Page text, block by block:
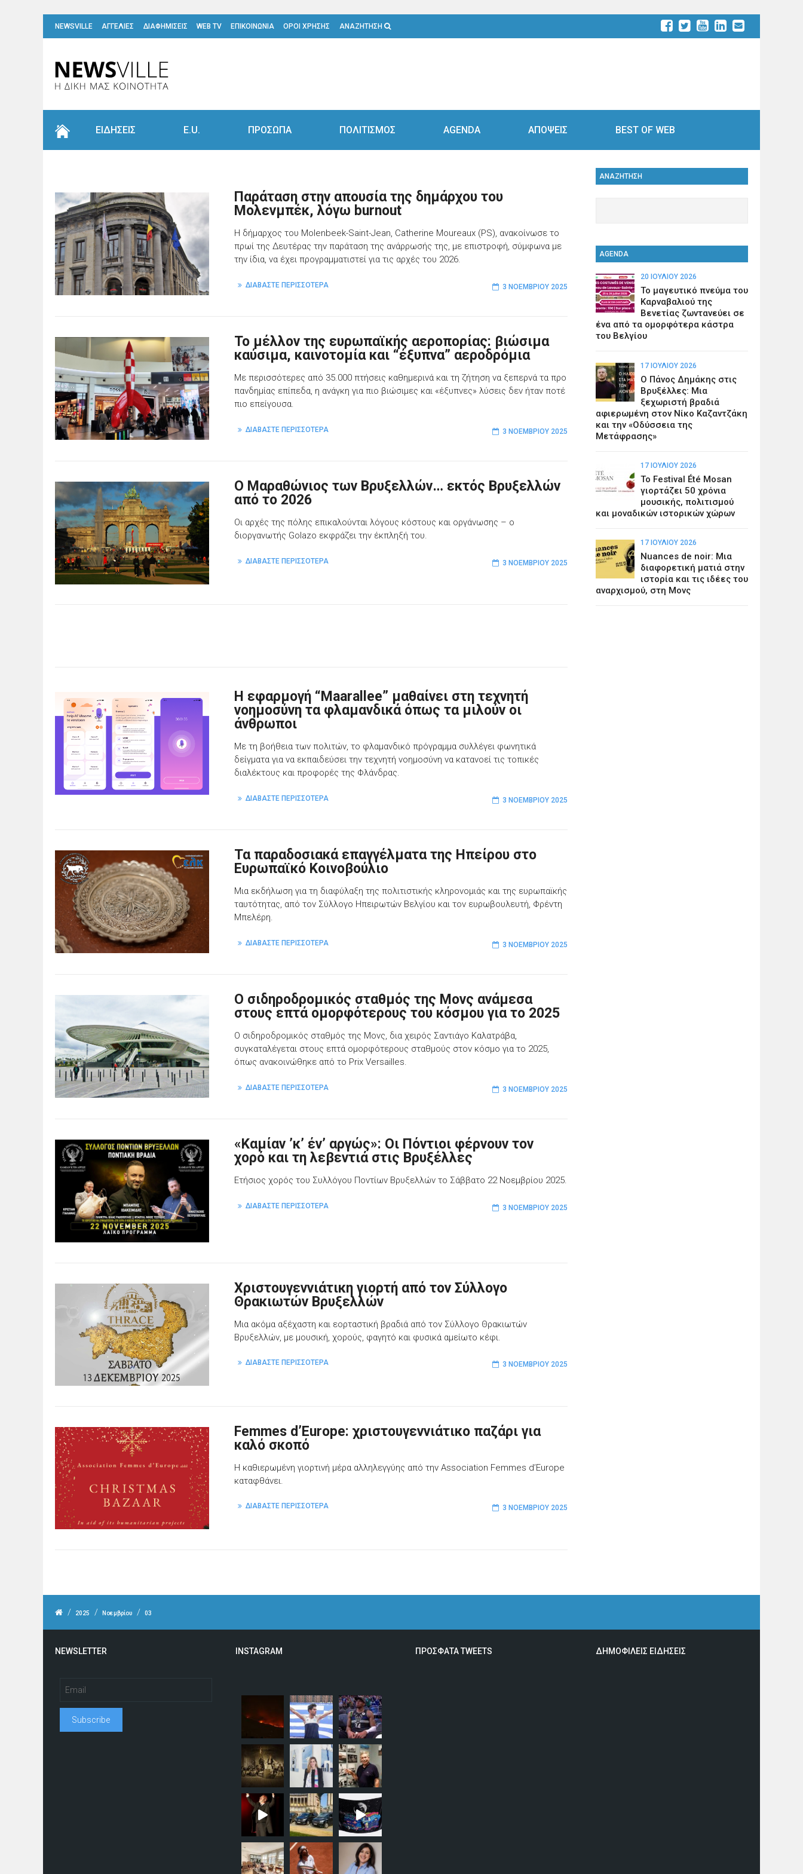
NEWSVILLE ΑΓΓΕΛΙΕΣ ΔΙΑΦΗΜΙΣΕΙΣ WEB TV ΕΠΙΚΟΙΝΩΝΙΑ ΟΡΟΙ ΧΡΗΣΗΣ ΑΝΑΖΗΤΗΣΗ
ΕΙΔΗΣΕΙΣ E.U. ΠΡΟΣΩΠΑ ΠΟΛΙΤΙΣΜΟΣ AGENDA ΑΠΟΨΕΙΣ BEST OF WEB
Παράταση στην απουσία της δημάρχου του
Μολενμπέκ, λόγω burnout
Η δήμαρχος του Molenbeek-Saint-Jean, Catherine Moureaux (PS), ανακοίνωσε το
πρωί της Δευτέρας την παράταση της ανάρρωσής της, με επιστροφή, σύμφωνα με
την ίδια, να έχει προγραμματιστεί για τις αρχές του 2026.
ΔΙΑΒΑΣΤΕ ΠΕΡΙΣΣΟΤΕΡΑ 3 ΝΟΕΜΒΡΊΟΥ 2025
Το μέλλον της ευρωπαϊκής αεροπορίας: βιώσιμα
καύσιμα, καινοτομία και “έξυπνα” αεροδρόμια
Με περισσότερες από 35.000 πτήσεις καθημερινά και τη ζήτηση να ξεπερνά τα προ
πανδημίας επίπεδα, η ανάγκη για πιο βιώσιμες και «έξυπνες» λύσεις δεν ήταν ποτέ
πιο επείγουσα.
ΔΙΑΒΑΣΤΕ ΠΕΡΙΣΣΟΤΕΡΑ 3 ΝΟΕΜΒΡΊΟΥ 2025
Ο Μαραθώνιος των Βρυξελλών… εκτός Βρυξελλών
από το 2026
Οι αρχές της πόλης επικαλούνται λόγους κόστους και οργάνωσης – ο
διοργανωτής Golazo εκφράζει την έκπληξή του.
ΔΙΑΒΑΣΤΕ ΠΕΡΙΣΣΟΤΕΡΑ 3 ΝΟΕΜΒΡΊΟΥ 2025
Η εφαρμογή “Maarallee” μαθαίνει στη τεχνητή
νοημοσύνη τα φλαμανδικά όπως τα μιλούν οι
άνθρωποι
Με τη βοήθεια των πολιτών, το φλαμανδικό πρόγραμμα συλλέγει φωνητικά
δείγματα για να εκπαιδεύσει την τεχνητή νοημοσύνη να κατανοεί τις τοπικές
διαλέκτους και προφορές της Φλάνδρας.
ΔΙΑΒΑΣΤΕ ΠΕΡΙΣΣΟΤΕΡΑ 3 ΝΟΕΜΒΡΊΟΥ 2025
Τα παραδοσιακά επαγγέλματα της Ηπείρου στο
Ευρωπαϊκό Κοινοβούλιο
Μια εκδήλωση για τη διαφύλαξη της πολιτιστικής κληρονομιάς και της ευρωπαϊκής
ταυτότητας, από τον Σύλλογο Ηπειρωτών Βελγίου και τον ευρωβουλευτή, Φρέντη
Μπελέρη.
ΔΙΑΒΑΣΤΕ ΠΕΡΙΣΣΟΤΕΡΑ 3 ΝΟΕΜΒΡΊΟΥ 2025
Ο σιδηροδρομικός σταθμός της Μονς ανάμεσα
στους επτά ομορφότερους του κόσμου για το 2025
Ο σιδηροδρομικός σταθμός της Μονς, δια χειρός Σαντιάγο Καλατράβα,
συγκαταλέγεται στους επτά ομορφότερους σταθμούς στον κόσμο για το 2025,
όπως ανακοινώθηκε από το Prix Versailles.
ΔΙΑΒΑΣΤΕ ΠΕΡΙΣΣΟΤΕΡΑ 3 ΝΟΕΜΒΡΊΟΥ 2025
«Καμίαν ’κ’ έν’ αργώς»: Οι Πόντιοι φέρνουν τον
χορό και τη λεβεντιά στις Βρυξέλλες
Ετήσιος χορός του Συλλόγου Ποντίων Βρυξελλών το Σάββατο 22 Νοεμβρίου 2025.
ΔΙΑΒΑΣΤΕ ΠΕΡΙΣΣΟΤΕΡΑ 3 ΝΟΕΜΒΡΊΟΥ 2025
Χριστουγεννιάτικη γιορτή από τον Σύλλογο
Θρακιωτών Βρυξελλών
Μια ακόμα αξέχαστη και εορταστική βραδιά από τον Σύλλογο Θρακιωτών
Βρυξελλών, με μουσική, χορούς, φαγητό και φυσικά αμείωτο κέφι.
ΔΙΑΒΑΣΤΕ ΠΕΡΙΣΣΟΤΕΡΑ 3 ΝΟΕΜΒΡΊΟΥ 2025
Femmes d’Europe: χριστουγεννιάτικο παζάρι για
καλό σκοπό
H καθιερωμένη γιορτινή μέρα αλληλεγγύης από την Association Femmes d’Europe
καταφθάνει.
ΔΙΑΒΑΣΤΕ ΠΕΡΙΣΣΟΤΕΡΑ 3 ΝΟΕΜΒΡΊΟΥ 2025
ΑΝΑΖΗΤΗΣΗ
AGENDA
20 ΙΟΥΛΊΟΥ 2026
Το μαγευτικό πνεύμα του
Καρναβαλιού της
Βενετίας ζωντανεύει σε
ένα από τα ομορφότερα κάστρα
του Βελγίου
17 ΙΟΥΛΊΟΥ 2026
Ο Πάνος Δημάκης στις
Βρυξέλλες: Μια
ξεχωριστή βραδιά
αφιερωμένη στον Νίκο Καζαντζάκη
και την «Οδύσσεια της
Μετάφρασης»
17 ΙΟΥΛΊΟΥ 2026
Το Festival Été Mosan
γιορτάζει 50 χρόνια
μουσικής, πολιτισμού
και μοναδικών ιστορικών χώρων
17 ΙΟΥΛΊΟΥ 2026
Nuances de noir: Μια
διαφορετική ματιά στην
ιστορία και τις ιδέες του
αναρχισμού, στη Μονς
/ 2025 / Νοεμβρίου / 03
NEWSLETTER INSTAGRAM ΠΡΟΣΦΑΤΑ TWEETS ΔΗΜΟΦΙΛΕΙΣ ΕΙΔΗΣΕΙΣ